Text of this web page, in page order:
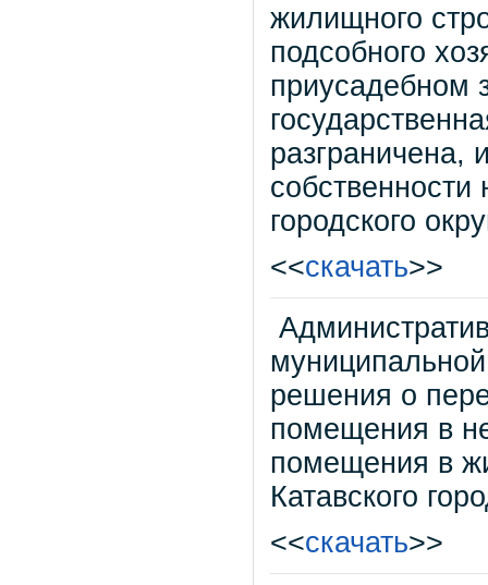
жилищного
подсобного
приусадебном
разграничена,
собственности
городского
<<скачать>>
решения о
помещения в
помещения в
Катавского
<<скачать>>